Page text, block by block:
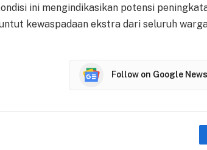
ini mengindikasikan potensi
kewaspadaan ekstra dari seluruh
Follow on Google News